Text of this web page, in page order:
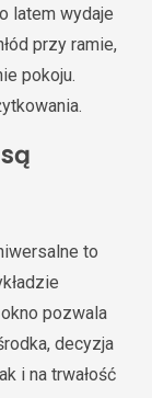
latem wydaje
przy ramie,
pokoju.
to
pozwala
decyzja
i na trwałość